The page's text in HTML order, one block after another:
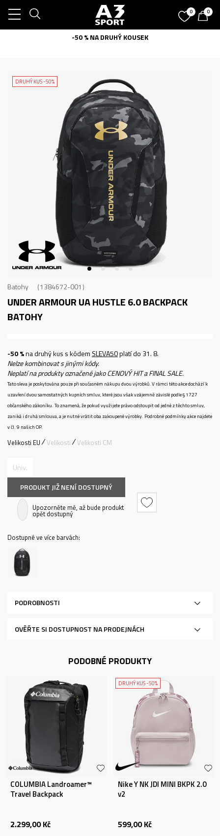
0 0
-50 % NA DRUHÝ KOUSEK
DRUHÝ KUS -50%
Batohy 1384672-001
UNDER ARMOUR UA HUSTLE 6.0 BACKPACK
BATOHY
-50 %na druhý kus s kódem SLEVA50platí do 31. 8.
Nelze kombinovat s jinými kódy.
Neplatí na produkty označené jako CENOVÝ HIT a FINAL SALE.
Tato sleva je poskytována pouze při současném nákupu dvou výrobků. V rámci této akce dochází k
uzavření dvou samostatných kupních smluv, které jsou však vzájemně závislé podle § 1727
občanského zákoníku. To znamená, že pokud využijete právo odstoupit od jedné z těchto smluv,
zaniká i druhá smlouva, a je nutné vrátit oba zakoupené výrobky. Podrobné podmínky akce najdete
v čl. 9 našich OP.
Velikosti EU Velikosti Velikosti CM
Univ.
PRODUKT JIŽ NENÍ DOSTUPNÝ
Upozorněte mě, až bude produkt
opět dostupný
Dostupné ve více barvách:
PODROBNOSTI
OVĚŘTE SI DOSTUPNOST NA PRODEJNÁCH
PODOBNÉ PRODUKTY
COLUMBIA Landroamer™
Travel Backpack
2.299,00 Kč
DRUHÝ KUS -50%
Nike Y NK JDI MINI BKPK 2.0
v2
599,00 Kč